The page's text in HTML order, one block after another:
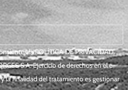
laPOLÍTICA DE PRIVACIDAD.
S.A. Ejercicio de derechos en el e-
y la finalidad del tratamiento es gestionar